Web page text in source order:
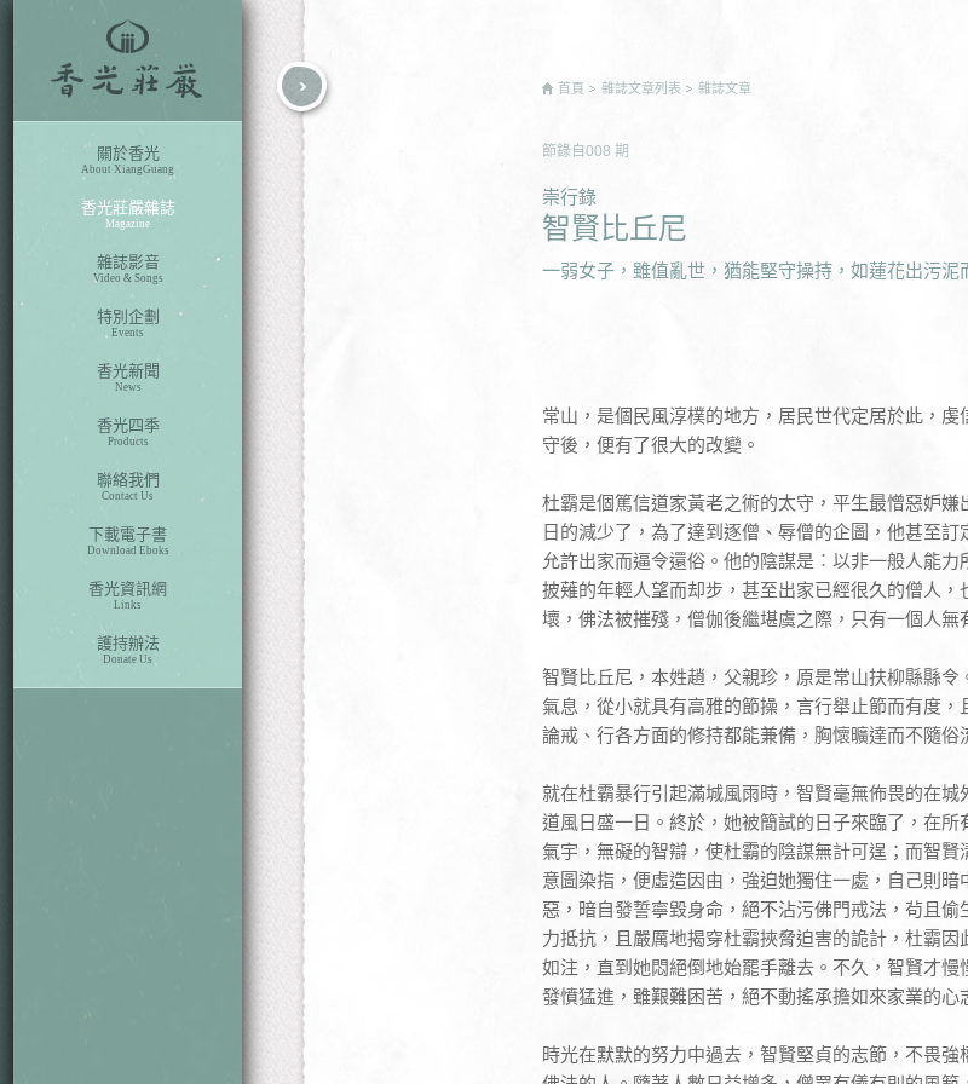
關於香光
About XiangGuang
香光莊嚴雜誌
Magazine
雜誌影音
Video & Songs
特別企劃
Events
香光新聞
News
香光四季
Products
聯絡我們
Contact Us
下載電子書
Download Eboks
香光資訊網
Links
護持辦法
Donate Us
首頁 雜誌文章列表 雜誌文章
節錄自 008 期
崇行錄
智賢比丘尼
一弱女子，雖值亂世，猶能堅守操持，如蓮花出污泥
常山，是個民風淳樸的地方，居民世代定居於此，
守後，便有了很大的改變。
杜霸是個篤信道家黃老之術的太守，平生最憎惡妒
日的減少了，為了達到逐僧、辱僧的企圖，他甚至
允許出家而逼令還俗。他的陰謀是︰以非一般人能
披薙的年輕人望而却步，甚至出家已經很久的僧人
壞，佛法被摧殘，僧伽後繼堪虞之際，只有一個人
智賢比丘尼，本姓趙，父親珍，原是常山扶柳縣縣
氣息，從小就具有高雅的節操，言行舉止節而有度
論戒、行各方面的修持都能兼備，胸懷曠達而不隨俗
就在杜霸暴行引起滿城風雨時，智賢毫無佈畏的在
道風日盛一日。終於，她被簡試的日子來臨了，在
氣宇，無礙的智辯，使杜霸的陰謀無計可逞；而智
意圖染指，便虛造因由，強迫她獨住一處，自己則
惡，暗自發誓寧毀身命，絕不沾污佛門戒法，茍且
力抵抗，且嚴厲地揭穿杜霸挾脅迫害的詭計，杜霸
如注，直到她悶絕倒地始罷手離去。不久，智賢才
發憤猛進，雖艱難困苦，絕不動搖承擔如來家業的心
時光在默默的努力中過去，智賢堅貞的志節，不畏